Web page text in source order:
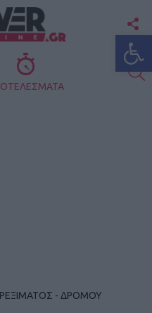
- ΔΡΟΜΟΥ